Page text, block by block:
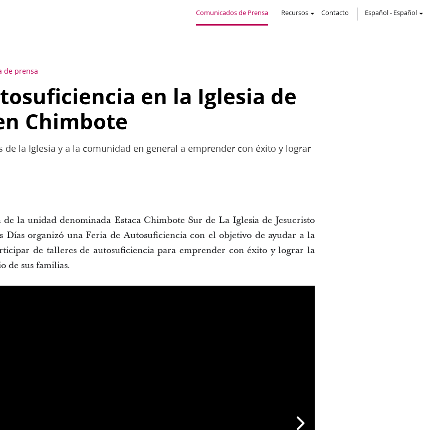
Comunicados de Prensa Recursos Contacto Español- Español
de prensa
en la Iglesia de
Chimbote
de la Iglesia y a la comunidad en general a emprender con éxito y lograr
la unidad denominada Estaca Chimbote Sur de La Iglesia de Jesucristo
Días organizó una Feria de Autosuficiencia con el objetivo de ayudar a la
de talleres de autosuficiencia para emprender con éxito y lograr la
de sus familias.